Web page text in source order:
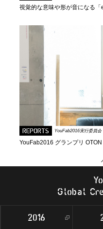
視覚的な意味や形が音になる
REPORTS YouFab2016実行委員会
YouFab2016 グランプリ
Yo
G lobal Cre
2016